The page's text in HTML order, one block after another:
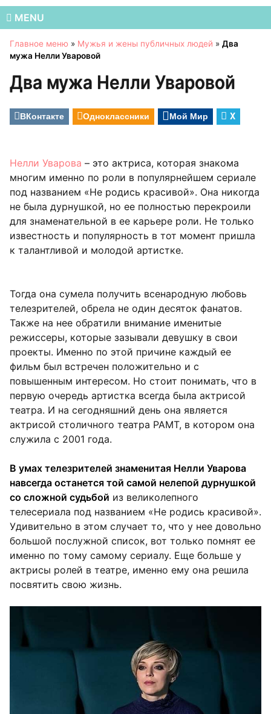
MENU
Главное меню » Мужья и жены публичных людей » Два
мужа Нелли Уваровой
Два мужа Нелли Уваровой
ВКонтакте Одноклассники Мой Мир X
Нелли Уварова – это актриса, которая знакома
многим именно по роли в популярнейшем сериале
под названием «Не родись красивой». Она никогда
не была дурнушкой, но ее полностью перекроили
для знаменательной в ее карьере роли. Не только
известность и популярность в тот момент пришла
к талантливой и молодой артистке.
Тогда она сумела получить всенародную любовь
телезрителей, обрела не один десяток фанатов.
Также на нее обратили внимание именитые
режиссеры, которые зазывали девушку в свои
проекты. Именно по этой причине каждый ее
фильм был встречен положительно и с
повышенным интересом. Но стоит понимать, что в
первую очередь артистка всегда была актрисой
театра. И на сегодняшний день она является
актрисой столичного театра РАМТ, в котором она
служила с 2001 года.
В умах телезрителей знаменитая Нелли Уварова
навсегда останется той самой нелепой дурнушкой
со сложной судьбой из великолепного
телесериала под названием «Не родись красивой».
Удивительно в этом случает то, что у нее довольно
большой послужной список, вот только помнят ее
именно по тому самому сериалу. Еще больше у
актрисы ролей в театре, именно ему она решила
посвятить свою жизнь.